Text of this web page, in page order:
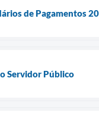
de Pagamentos
Servidor Público